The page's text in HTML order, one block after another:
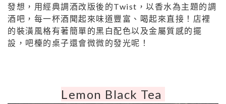
發想，用經典調酒改版後的Twist，以香水為主題的調
酒吧，每一杯酒聞起來味道豐富、喝起來直接！店裡
的裝潢風格有著簡單的黑白配色以及金屬質感的擺
設，吧檯的桌子還會微微的發光呢！
Lemon Black Tea